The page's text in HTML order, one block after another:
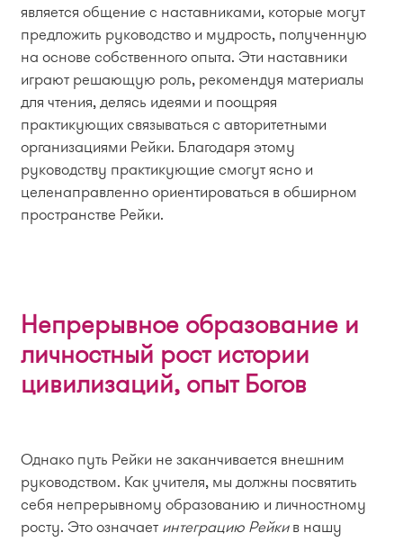
является общение с наставниками, которые могут
предложить руководство и мудрость, полученную
на основе собственного опыта. Эти наставники
играют решающую роль, рекомендуя материалы
для чтения, делясь идеями и поощряя
практикующих связываться с авторитетными
организациями Рейки. Благодаря этому
руководству практикующие смогут ясно и
целенаправленно ориентироваться в обширном
пространстве Рейки.
Непрерывное образование и
личностный рост истории
цивилизаций, опыт Богов
Однако путь Рейки не заканчивается внешним
руководством. Как учителя, мы должны посвятить
себя непрерывному образованию и личностному
росту. Это означает интеграцию Рейкив нашу